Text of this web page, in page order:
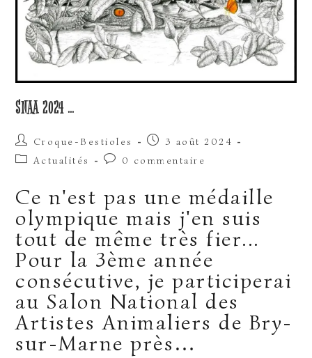
SNAA 2024 …
Auteur/autrice
de
Croque-Bestioles
Publication
publiée :
3 août 2024
PostActualités
Commentaires
publication :
0 commentaire
Ce n'est pas une médaille
olympique mais j'en suis
tout de même très fier...
Pour la 3ème année
consécutive, je participerai
au Salon National des
Artistes Animaliers de Bry-
sur-Marne près…